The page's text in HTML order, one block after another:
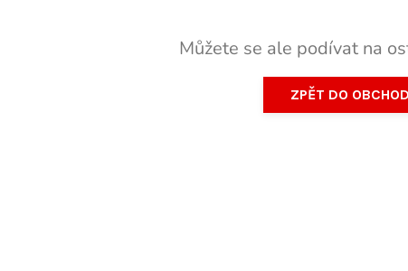
Můžete se ale podívat na
ZPĚT DO